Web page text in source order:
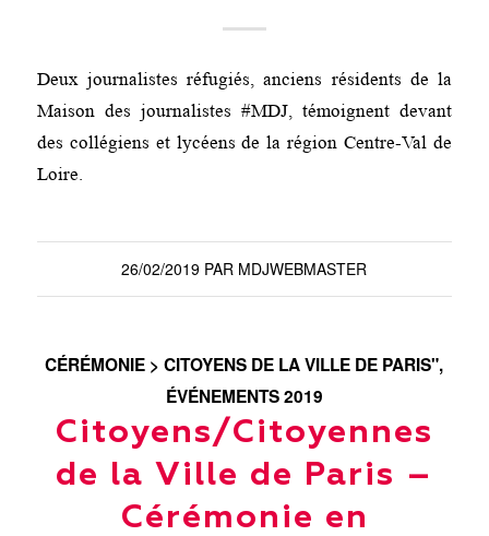
Deux journalistes réfugiés, anciens résidents de la
Maison des journalistes #MDJ, témoignent devant
des collégiens et lycéens de la région Centre-Val de
Loire.
26/02/2019 PAR MDJWEBMASTER
CÉRÉMONIE > CITOYENS DE LA VILLE DE PARIS",
ÉVÉNEMENTS 2019
Citoyens/Citoyennes
de la Ville de Paris –
Cérémonie en